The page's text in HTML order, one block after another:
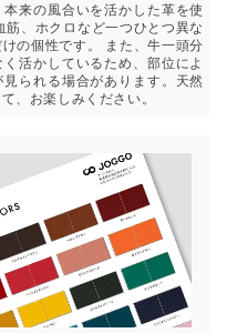
本来の風合いを活かした革を使
筋、ホクロなど一つひとつ異な
の個性です。 また、牛一頭分
活かしているため、部位によ
られる場合があります。天然
、お楽しみください。